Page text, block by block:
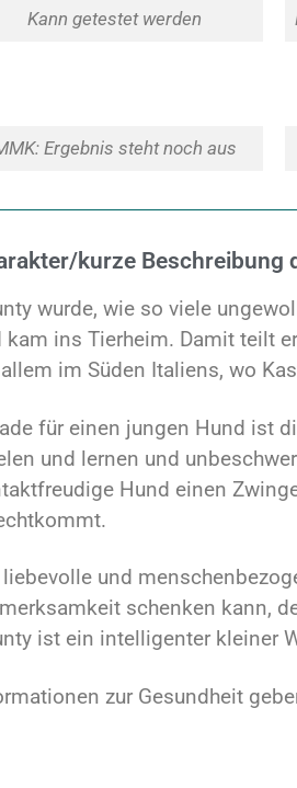
Kann getestet werden
Ergebnis steht noch aus
kurze Beschreibung
wurde, wie so viele
kam ins Tierheim. Damit teilt
im Süden Italiens, wo
für einen jungen Hund ist
und lernen und
Hund einen
liebevolle und
schenken kann,
ist ein intelligenter kleiner
zur Gesundheit